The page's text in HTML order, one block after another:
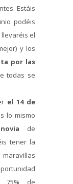
Estáis
podéis
el
y los
por las
todas se
el 14 de
lo mismo
de
tener la
75% de